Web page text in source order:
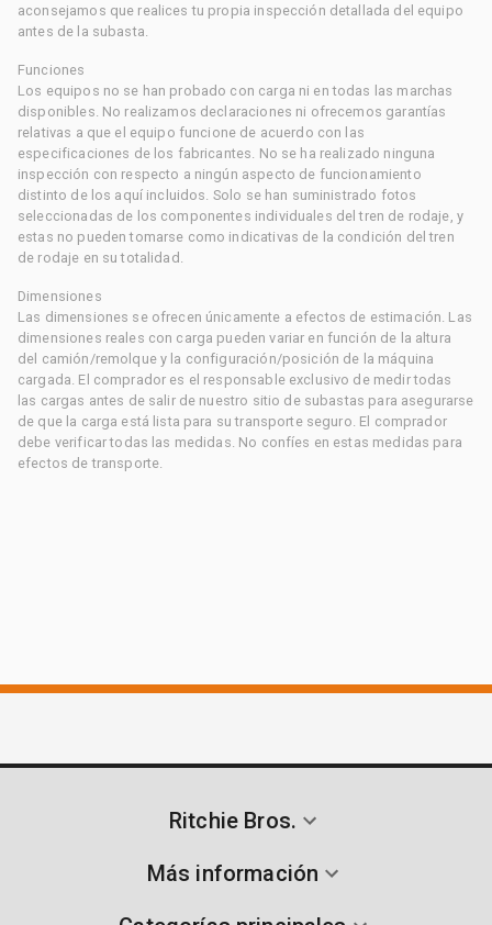
aconsejamos que realices tu propia inspección detallada del equipo
antes de la subasta.
Funciones
Los equipos no se han probado con carga ni en todas las marchas
disponibles. No realizamos declaraciones ni ofrecemos garantías
relativas a que el equipo funcione de acuerdo con las
especificaciones de los fabricantes. No se ha realizado ninguna
inspección con respecto a ningún aspecto de funcionamiento
distinto de los aquí incluidos. Solo se han suministrado fotos
seleccionadas de los componentes individuales del tren de rodaje, y
estas no pueden tomarse como indicativas de la condición del tren
de rodaje en su totalidad.
Dimensiones
Las dimensiones se ofrecen únicamente a efectos de estimación. Las
dimensiones reales con carga pueden variar en función de la altura
del camión/remolque y la configuración/posición de la máquina
cargada. El comprador es el responsable exclusivo de medir todas
las cargas antes de salir de nuestro sitio de subastas para asegurarse
de que la carga está lista para su transporte seguro. El comprador
debe verificar todas las medidas. No confíes en estas medidas para
efectos de transporte.
Ritchie Bros.
Más información